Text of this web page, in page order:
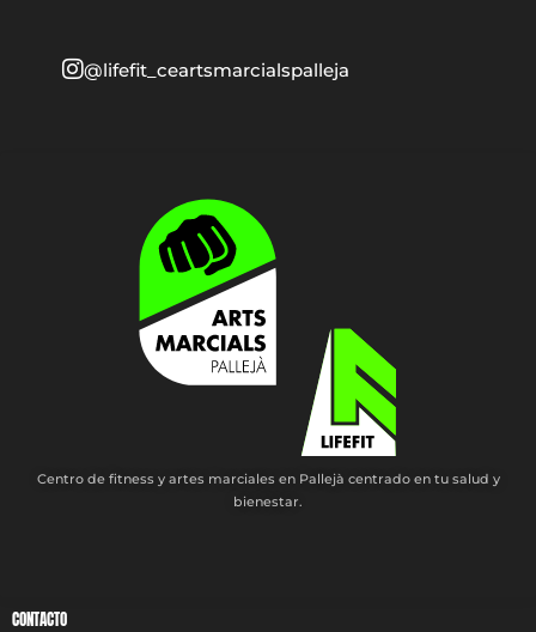
@lifefit_ceartsmarcialspalleja
CONTACTO
Centro de fitness y artes marciales en Pallejà centrado en tu salud y
bienestar.